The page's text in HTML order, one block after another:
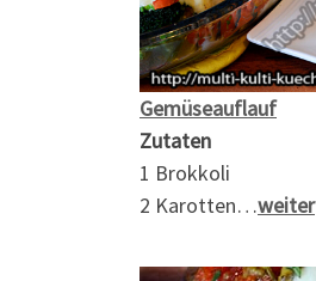
Gemüseauflauf
Zutaten
1 Brokkoli
2 Karotten…weiter